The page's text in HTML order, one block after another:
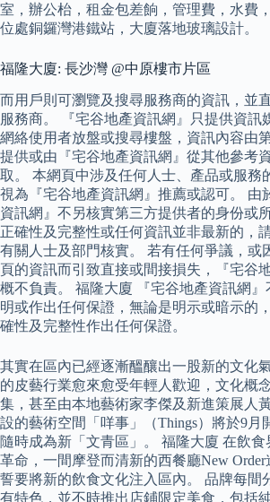
室，辦公枱，租金包差餉，管理費，水費
位處銅鑼灣港鐵站，大廈落地玻璃設計。
福隆大廈: 長沙灣 @中原樓市片區
而用戶則可瀏覽及搜尋服務商的資訊，並
服務商。 『宅谷地產資訊網』只提供資訊
網絡使用者放盤或搜尋樓盤，資訊內容由
提供或由『宅谷地產資訊網』從其他參考
取。 本網頁中涉及任何人士、產品或服務
視為『宅谷地產資訊網』推薦或認可。 由
資訊網』不另核實第三方提供者的身份或
正確性及完整性或任何資訊並非最新的，
有關人士及部門核實。 若有任何爭議，或
頁的資訊而引致直接或間接損失，『宅谷
概不負責。 福隆大廈 『宅谷地產資訊網
明或作出任何保證，無論是明示或暗示的
確性及完整性作出任何保證。
其實在區內已經逐漸醞釀出一股新的文化
的皮藝行業愈來愈受年輕人歡迎，文化概
集，甚至由本地藝術家李傑及新進策展人
設的藝術空間「咩事」（Things）將於9月
隨時成為新「文青區」。 福隆大廈 在飲食
革命，一間摩登而清新的西餐廳New Order
誓要將新的飲食文化注入區內。 品牌每間
有特色，並不時推出店鋪限定美食，包括